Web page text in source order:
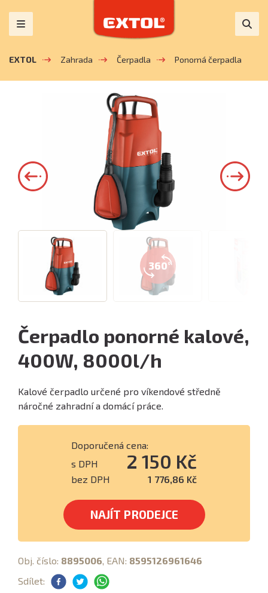
EXTOL Zahrada Čerpadla Ponorná čerpadla
360°
Čerpadlo ponorné kalové,
400W, 8000l/h
Kalové čerpadlo určené pro víkendové středně
náročné zahradní a domácí práce.
Doporučená cena:
s DPH
2 150 Kč
bez DPH 1 776,86 Kč
NAJÍT PRODEJCE
Obj. číslo: 8895006, EAN: 8595126961646
Sdílet: